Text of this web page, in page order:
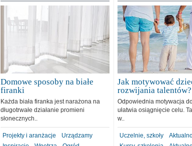
Domowe sposoby na białe
firanki
Każda biała firanka jest narażona na
długotrwałe działanie promieni
słonecznych..
Projekty i aranżacje
Urządzamy
Jak motywować
rozwijania talentów?
Odpowiednia motywacja
ułatwia osiągnięcie celu.
w..
Uczelnie, szkoły